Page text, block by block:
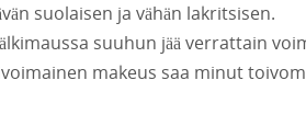
suolaisen ja vähän lakritsisen.
suuhun jää verrattain
makeus saa minut